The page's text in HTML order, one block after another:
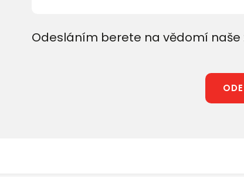
Odesláním berete na vědomí naše